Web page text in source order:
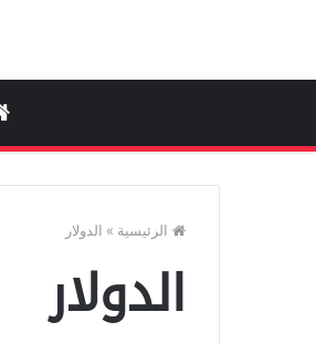
الرئيسية » الدولار
الدولار